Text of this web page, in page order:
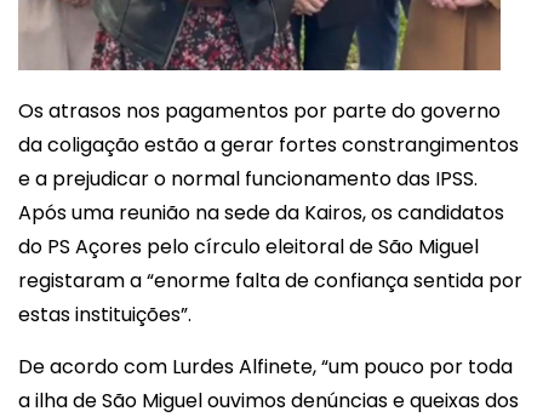
Os atrasos nos pagamentos por parte do governo
da coligação estão a gerar fortes constrangimentos
e a prejudicar o normal funcionamento das IPSS.
Após uma reunião na sede da Kairos, os candidatos
do PS Açores pelo círculo eleitoral de São Miguel
registaram a “enorme falta de confiança sentida por
estas instituições”.
De acordo com Lurdes Alfinete, “um pouco por toda
a ilha de São Miguel ouvimos denúncias e queixas dos